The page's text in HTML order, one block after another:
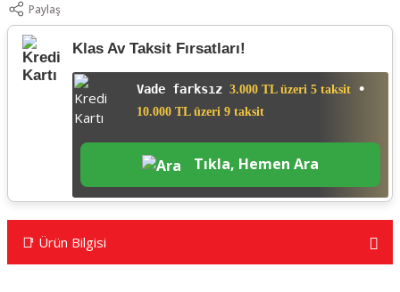
Paylaş
Klas Av Taksit Fırsatları!
Vade farksız 3.000 TL üzeri 5 taksit •
10.000 TL üzeri 9 taksit
Tıkla, Hemen Ara
📑 Ürün Bilgisi